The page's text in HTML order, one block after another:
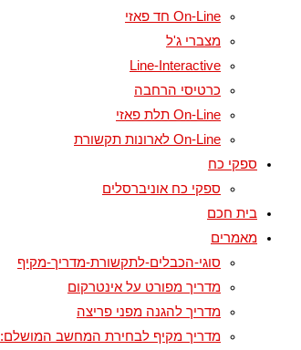
On-Line חד פאזי
מצברי ג'ל
Line-Interactive
כרטיסי הרחבה
On-Line תלת פאזי
On-Line לארונות תקשורת
ספקי כח
ספקי כח אוניברסלים
בית חכם
מאמרים
סוגי-הכבלים-לתקשורת-מדריך-מקיף
מדריך מפורט על אינטרקום
מדריך להגנה מפני פריצה
מדריך מקיף לבחירת המחשב המושלם: